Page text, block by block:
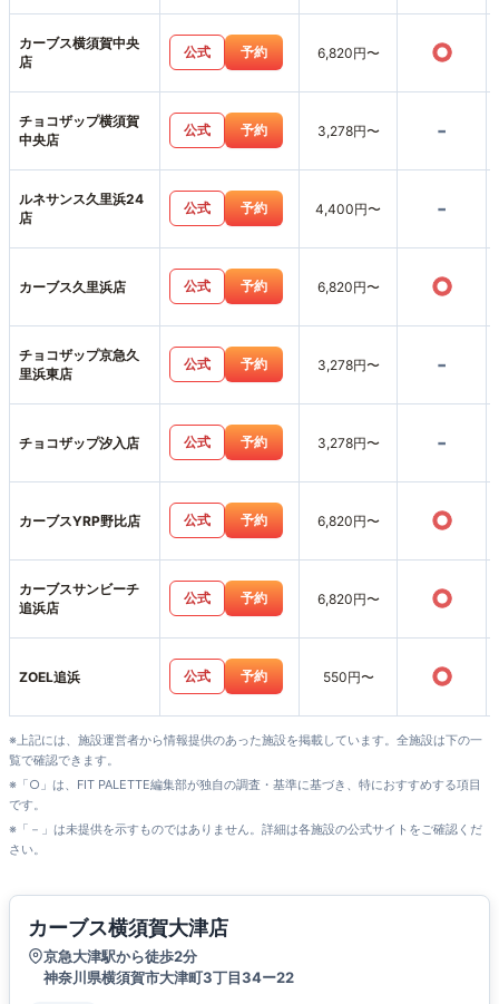
カーブス横須賀中央
店
公式 予約 6,820円〜 ○
チョコザップ横須賀
中央店
公式 予約 3,278円〜 -
ルネサンス久里浜24
店
公式 予約 4,400円〜 -
カーブス久里浜店 公式 予約 6,820円〜 ○
チョコザップ京急久
里浜東店
公式 予約 3,278円〜 -
チョコザップ汐入店 公式 予約 3,278円〜 -
カーブスYRP野比店 公式 予約 6,820円〜 ○
カーブスサンビーチ
追浜店
公式 予約 6,820円〜 ○
ZOEL追浜 公式 予約 550円〜 ○
※上記には、施設運営者から情報提供のあった施設を掲載しています。全施設は下の一
覧で確認できます。
※「○」は、FIT PALETTE編集部が独自の調査・基準に基づき、特におすすめする項目
です。
※「－」は未提供を示すものではありません。詳細は各施設の公式サイトをご確認くだ
さい。
カーブス横須賀大津店
京急大津駅から徒歩2分
神奈川県横須賀市大津町3丁目34ー22